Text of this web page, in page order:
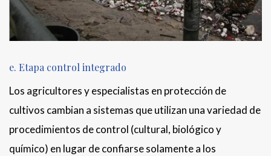
e. Etapa control integrado
Los agricultores y especialistas en protección de
cultivos cambian a sistemas que utilizan una variedad de
procedimientos de control (cultural, biológico y
químico) en lugar de confiarse solamente a los